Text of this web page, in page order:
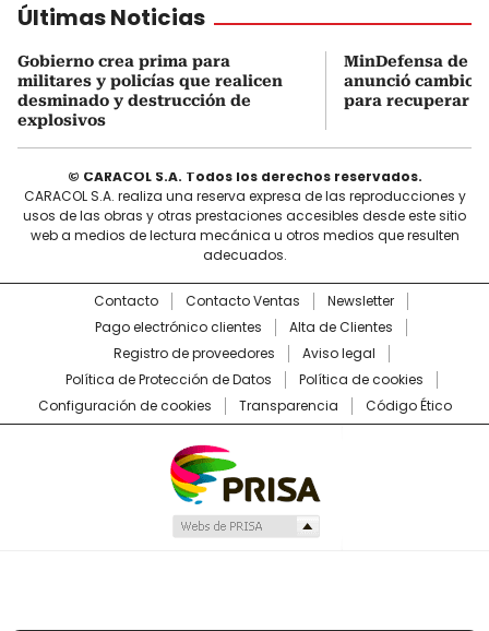
Últimas Noticias
Gobierno crea prima para
militares y policías que realicen
desminado y destrucción de
explosivos
MinDefensa de
anunció cambios
para recuperar
© CARACOL S.A. Todos los derechos reservados.
CARACOL S.A. realiza una reserva expresa de las reproducciones y
usos de las obras y otras prestaciones accesibles desde este sitio
web a medios de lectura mecánica u otros medios que resulten
adecuados.
Contacto Contacto Ventas
Newsletter
Pago electrónico clientes
Alta de Clientes
Registro de proveedores
Aviso legal
Política de Protección de Datos
Política de cookies
Configuración de cookies
Transparencia Código Ético